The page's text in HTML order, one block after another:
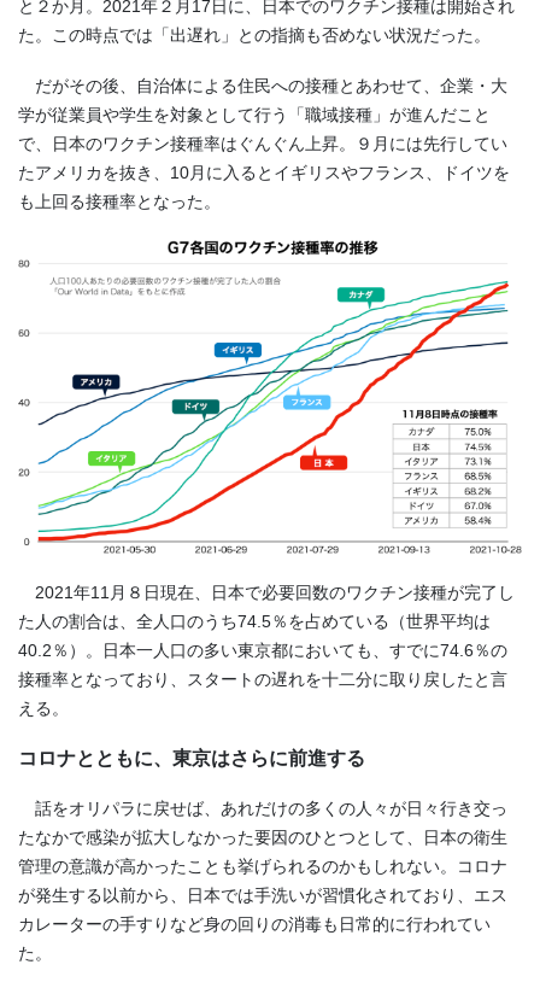
と２か月。 2021年２月 17 日に、日本でのワクチン接種は開始され
た。この時点では「出遅れ」との指摘も否めない状況だった。
だがその後、自治体による住民への接種とあわせて、企業・大
学が従業員や学生を対象として行う「職域接種」が進んだこと
で、日本のワクチン接種率はぐんぐん上昇。９月には先行してい
たアメリカを抜き、 10月に入るとイギリスやフランス、ドイツを
も上回る接種率となった。
2021年11 月８日現在、日本で必要回数のワクチン接種が完了し
た人の割合は、全人口のうち74.5％を占めている（世界平均は
40.2％）。日本一人口の多い東京都においても、すでに74.6％の
接種率となっており、スタートの遅れを十二分に取り戻したと言
える。
コロナとともに、東京はさらに前進する
話をオリパラに戻せば、あれだけの多くの人々が日々行き交っ
たなかで感染が拡大しなかった要因のひとつとして、日本の衛生
管理の意識が高かったことも挙げられるのかもしれない。コロナ
が発生する以前から、日本では手洗いが習慣化されており、エス
カレーターの手すりなど身の回りの消毒も日常的に行われてい
た。